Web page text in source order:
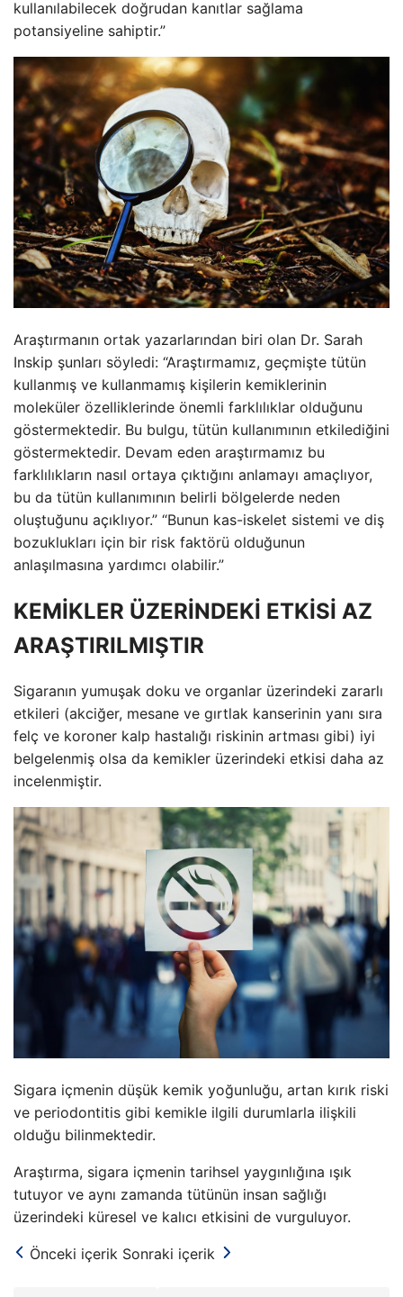
kullanılabilecek doğrudan kanıtlar sağlama
potansiyeline sahiptir.”
Araştırmanın ortak yazarlarından biri olan Dr. Sarah
Inskip şunları söyledi: “Araştırmamız, geçmişte tütün
kullanmış ve kullanmamış kişilerin kemiklerinin
moleküler özelliklerinde önemli farklılıklar olduğunu
göstermektedir. Bu bulgu, tütün kullanımının etkilediğini
göstermektedir. Devam eden araştırmamız bu
farklılıkların nasıl ortaya çıktığını anlamayı amaçlıyor,
bu da tütün kullanımının belirli bölgelerde neden
oluştuğunu açıklıyor.” “Bunun kas-iskelet sistemi ve diş
bozuklukları için bir risk faktörü olduğunun
anlaşılmasına yardımcı olabilir.”
KEMİKLER ÜZERİNDEKİ ETKİSİ AZ
ARAŞTIRILMIŞTIR
Sigaranın yumuşak doku ve organlar üzerindeki zararlı
etkileri (akciğer, mesane ve gırtlak kanserinin yanı sıra
felç ve koroner kalp hastalığı riskinin artması gibi) iyi
belgelenmiş olsa da kemikler üzerindeki etkisi daha az
incelenmiştir.
Sigara içmenin düşük kemik yoğunluğu, artan kırık riski
ve periodontitis gibi kemikle ilgili durumlarla ilişkili
olduğu bilinmektedir.
Araştırma, sigara içmenin tarihsel yaygınlığına ışık
tutuyor ve aynı zamanda tütünün insan sağlığı
üzerindeki küresel ve kalıcı etkisini de vurguluyor.
Önceki içerik Sonraki içerik